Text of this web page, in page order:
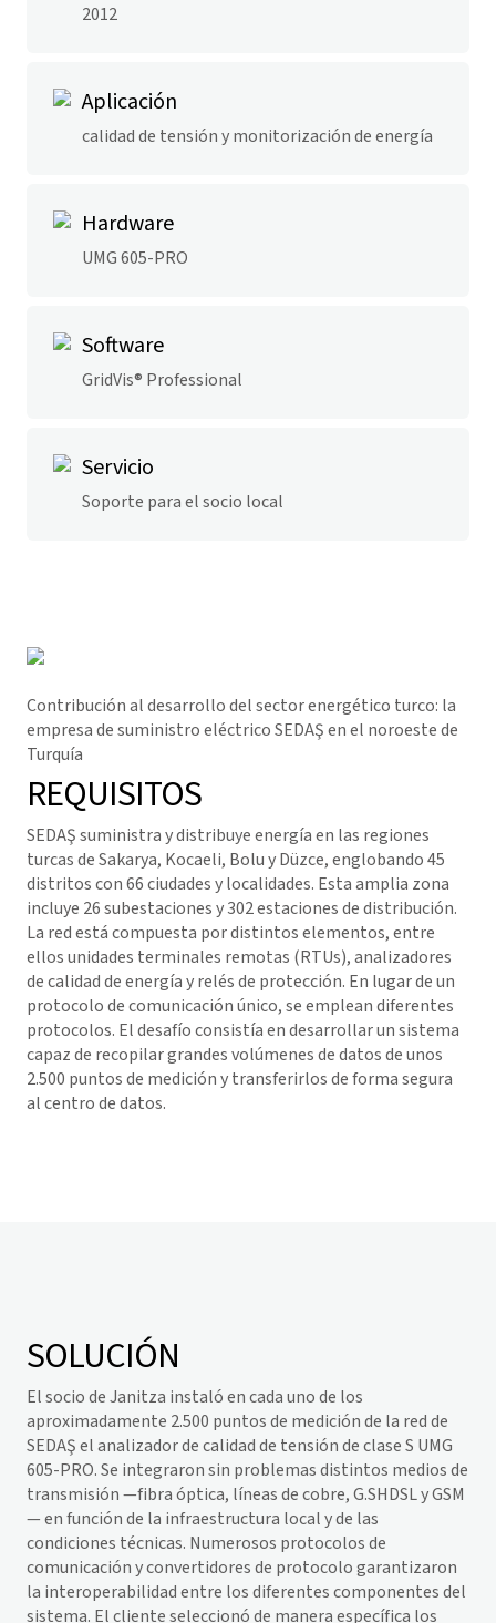
2012
Aplicación
calidad de tensión y monitorización de energía
Hardware
UMG 605-PRO
Software
GridVis® Professional
Servicio
Soporte para el socio local
Contribución al desarrollo del sector energético turco: la
empresa de suministro eléctrico SEDAŞ en el noroeste de
Turquía
REQUISITOS
SEDAŞ suministra y distribuye energía en las regiones
turcas de Sakarya, Kocaeli, Bolu y Düzce, englobando 45
distritos con 66 ciudades y localidades. Esta amplia zona
incluye 26 subestaciones y 302 estaciones de distribución.
La red está compuesta por distintos elementos, entre
ellos unidades terminales remotas (RTUs), analizadores
de calidad de energía y relés de protección. En lugar de un
protocolo de comunicación único, se emplean diferentes
protocolos. El desafío consistía en desarrollar un sistema
capaz de recopilar grandes volúmenes de datos de unos
2.500 puntos de medición y transferirlos de forma segura
al centro de datos.
SOLUCIÓN
El socio de Janitza instaló en cada uno de los
aproximadamente 2.500 puntos de medición de la red de
SEDAŞ el analizador de calidad de tensión de clase S UMG
605-PRO. Se integraron sin problemas distintos medios de
transmisión —fibra óptica, líneas de cobre, G.SHDSL y GSM
— en función de la infraestructura local y de las
condiciones técnicas. Numerosos protocolos de
comunicación y convertidores de protocolo garantizaron
la interoperabilidad entre los diferentes componentes del
sistema. El cliente seleccionó de manera específica los